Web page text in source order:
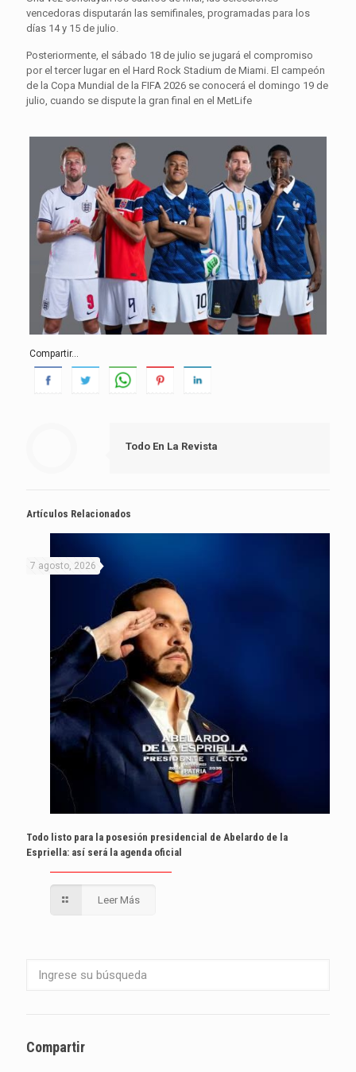
vencedoras disputarán las semifinales, programadas para los
días 14 y 15 de julio.
Posteriormente, el sábado 18 de julio se jugará el compromiso
por el tercer lugar en el Hard Rock Stadium de Miami. El campeón
de la Copa Mundial de la FIFA 2026 se conocerá el domingo 19 de
julio, cuando se dispute la gran final en el MetLife
Compartir...
Todo En La Revista
Artículos Relacionados
7 agosto, 2026
Todo listo para la posesión presidencial de Abelardo de la
Espriella: así será la agenda oficial
Leer Más
Compartir